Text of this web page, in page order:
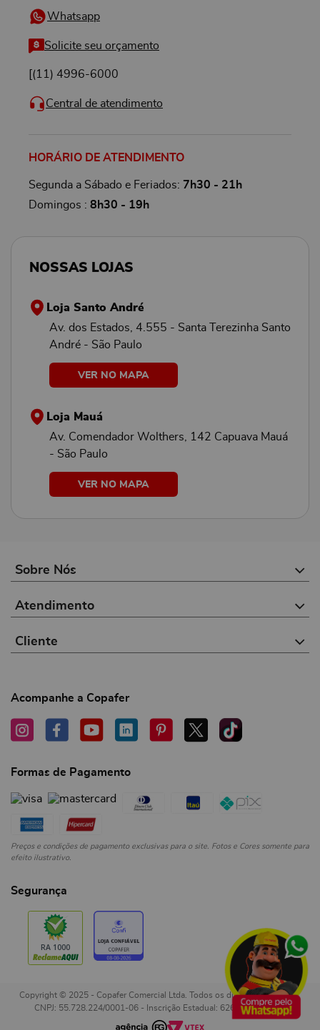
Whatsapp
Solicite seu orçamento
(11) 4996-6000
Central de atendimento
HORÁRIO DE ATENDIMENTO
Segunda a Sábado e Feriados: 7h30 - 21h
Domingos : 8h30 - 19h
NOSSAS LOJAS
Loja Santo André
Av. dos Estados, 4.555 - Santa Terezinha Santo
André - São Paulo
VER NO MAPA
Loja Mauá
Av. Comendador Wolthers, 142 Capuava Mauá
- São Paulo
VER NO MAPA
Sobre Nós
Atendimento
Cliente
Acompanhe a Copafer
Formas de Pagamento
Preços e condições de pagamento exclusivas para o site. Fotos e Cores somente para
efeito ilustrativo.
Segurança
Copyright © 2025 - Copafer Comercial Ltda. Todos os direitos reservados.
CNPJ: 55.728.224/0001-06 - Inscrição Estadual: 626.179.235.119